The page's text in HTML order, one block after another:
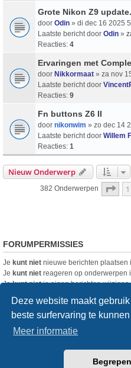
Deze website maakt
beste surfervaring te
Meer informatie
Grote Nikon Z9 update.
door Odin » di dec 16 2025
Laatste bericht door Odin »
Reacties: 4
Ervaringen met
door Nikkormaat » za nov
Laatste bericht door
Reacties: 9
Fn buttons Z6 II
door nikonwim » zo dec 14
Laatste bericht door Willem
Reacties: 1
Nieuw Onderwerp
382 Onderwerpen 1
FORUMPERMISSIES
Je kunt niet nieuwe berichten plaatsen
Je kunt niet reageren op onderwerpen
Jekunt nietje eigen berichten wijzigen
Forum
Copyright © Nikon Club Nederland
® Forum Software ©